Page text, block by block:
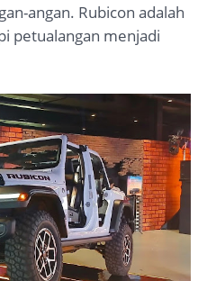
angan. Rubicon adalah
petualangan menjadi